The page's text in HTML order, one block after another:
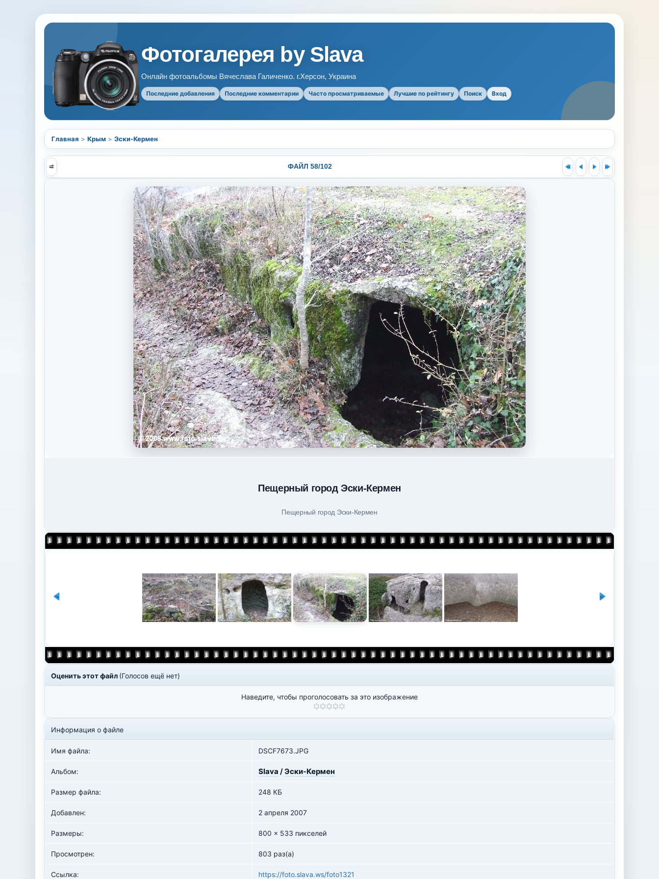
Фотогалерея by Slava
Онлайн фотоальбомы Вячеслава Галиченко. г.Херсон, Украина
Последние добавления Последние комментарии Часто просматриваемые Лучшие по рейтингу Поиск Вход
Главная > Крым > Эски-Кермен
ФАЙЛ 58/102
Пещерный город Эски-Кермен
Пещерный город Эски-Кермен
Оценить этот файл (Голосов ещё нет)
Наведите, чтобы проголосовать за это изображение
Информация о файле
Имя файла: DSCF7673.JPG
Альбом: Slava /Эски-Кермен
Размер файла: 248 КБ
Добавлен: 2 апреля 2007
Размеры: 800 x 533 пикселей
Просмотрен: 803 раз(а)
Ссылка: https://foto.slava.ws/foto1321